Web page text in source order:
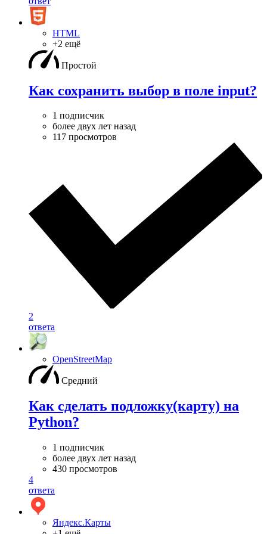
HTML
+2 ещё
Простой
Как сохранить выбор в поле input?
1 подписчик
более двух лет назад
117 просмотров
2
ответа
OpenStreetMap
Средний
Как сделать подложку(карту) на
Python?
1 подписчик
более двух лет назад
430 просмотров
4
ответа
Яндекс.Карты